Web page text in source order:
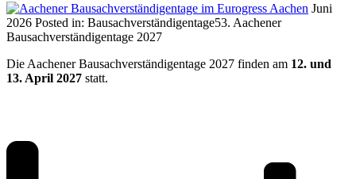
Juni
2026 Posted in: Bausachverständigentage53. Aachener
Bausachverständigentage 2027
Die Aachener Bausachverständigentage 2027 finden am 12. und
13. April 2027 statt.